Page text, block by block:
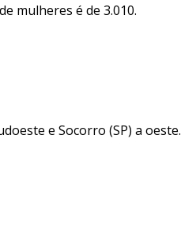
mulheres é de 3.010.
e Socorro (SP) a oeste.